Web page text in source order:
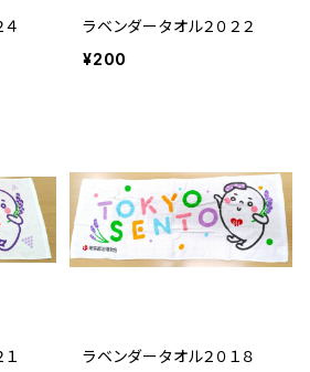
ラベンダータオル２０２２
¥200
ラベンダータオル２０１８